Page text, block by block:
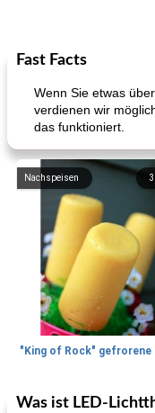
Fast Facts
Wenn Sie etwas
verdienen wir
das funktioniert.
Nachspeisen
Mittagessen / Snacks
Was ist LED-